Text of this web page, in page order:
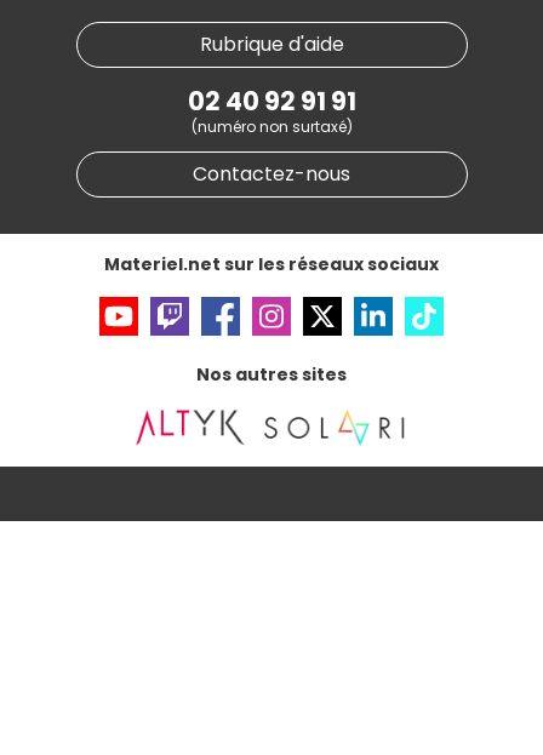
Materiel.net recrute
Notre programme d'affiliation
Partenariat & Sponsoring
Nos marques
Conditions générales de vente
Informations légales
Données personnellesetcookies
Gérer vos cookies
Accessibilité : non conforme
Rubrique d'aide
02 40 92 91 91
(numéro non surtaxé)
Contactez-nous
Materiel.net sur les réseaux sociaux
Nos autres sites